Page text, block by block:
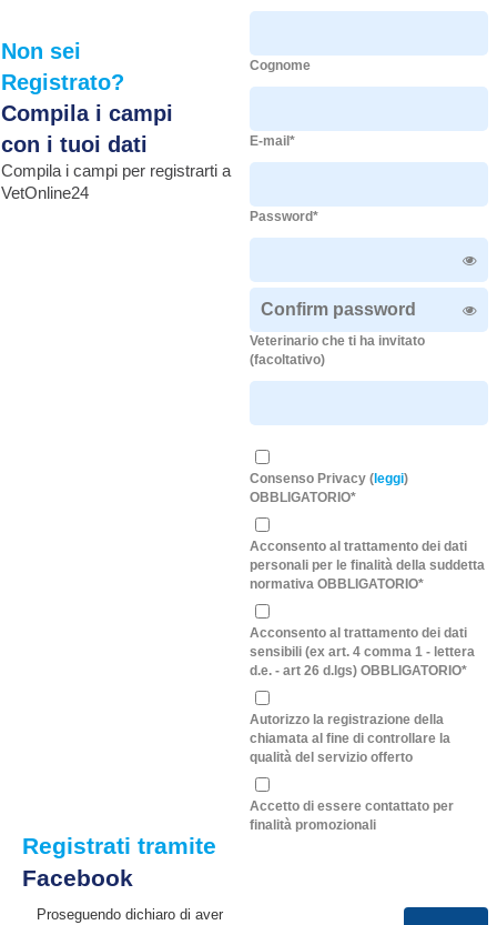
Non sei
Registrato?
Compila i campi
con i tuoi dati
Compila i campi per registrarti a
VetOnline24
Cognome
E-mail*
Password*
Veterinario che ti ha invitato
(facoltativo)
Consenso Privacy (leggi)
OBBLIGATORIO*
Acconsento al trattamento dei dati
personali per le finalità della suddetta
normativa OBBLIGATORIO*
Acconsento al trattamento dei dati
sensibili (ex art. 4 comma 1 - lettera
d.e. - art 26 d.lgs) OBBLIGATORIO*
Autorizzo la registrazione della
chiamata al fine di controllare la
qualità del servizio offerto
Accetto di essere contattato per
finalità promozionali
Registrati tramite
Facebook
Proseguendo dichiaro di aver